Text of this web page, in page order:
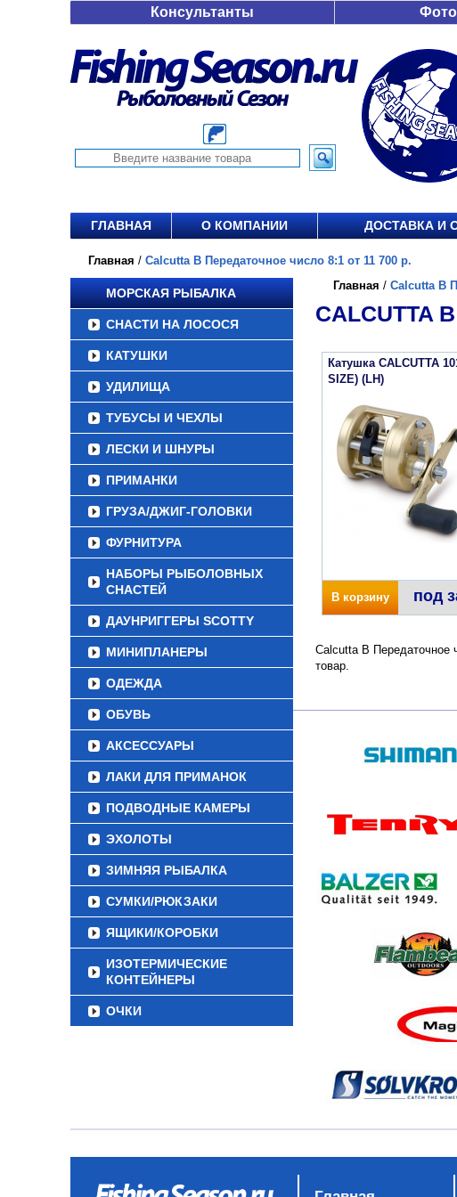
Консультанты
ГЛАВНАЯ О КОМПАНИИ ДОСТАВКА И
Главная / Calcutta B Передаточное число 8:1 от 11 700 р.
МОРСКАЯ РЫБАЛКА
СНАСТИ НА ЛОСОСЯ
КАТУШКИ
УДИЛИЩА
ТУБУСЫ И ЧЕХЛЫ
ЛЕСКИ И ШНУРЫ
ПРИМАНКИ
ГРУЗА/ДЖИГ-ГОЛОВКИ
ФУРНИТУРА
НАБОРЫ РЫБОЛОВНЫХ
СНАСТЕЙ
ДАУНРИГГЕРЫ SCOTTY
МИНИПЛАНЕРЫ
ОДЕЖДА
ОБУВЬ
АКСЕССУАРЫ
ЛАКИ ДЛЯ ПРИМАНОК
ПОДВОДНЫЕ КАМЕРЫ
ЭХОЛОТЫ
ЗИМНЯЯ РЫБАЛКА
СУМКИ/РЮКЗАКИ
ЯЩИКИ/КОРОБКИ
ИЗОТЕРМИЧЕСКИЕ
КОНТЕЙНЕРЫ
ОЧКИ
Главная / Calcutta B
CALCUTTA
Катушка CALCUTTA
SIZE) (LH)
В корзину под
Calcutta B Передаточное
товар.